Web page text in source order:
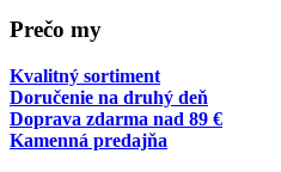
Prečo my
Kvalitný sortiment
Doručenie na druhý deň
Doprava zdarma nad 89 €
Kamenná predajňa